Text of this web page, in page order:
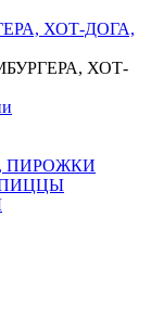
ХОТ-ДОГА,
ХОТ-
ПИРОЖКИ